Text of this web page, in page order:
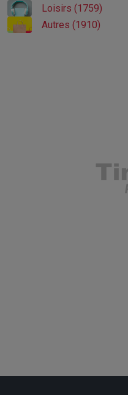
Loisirs (1759)
Autres (1910)